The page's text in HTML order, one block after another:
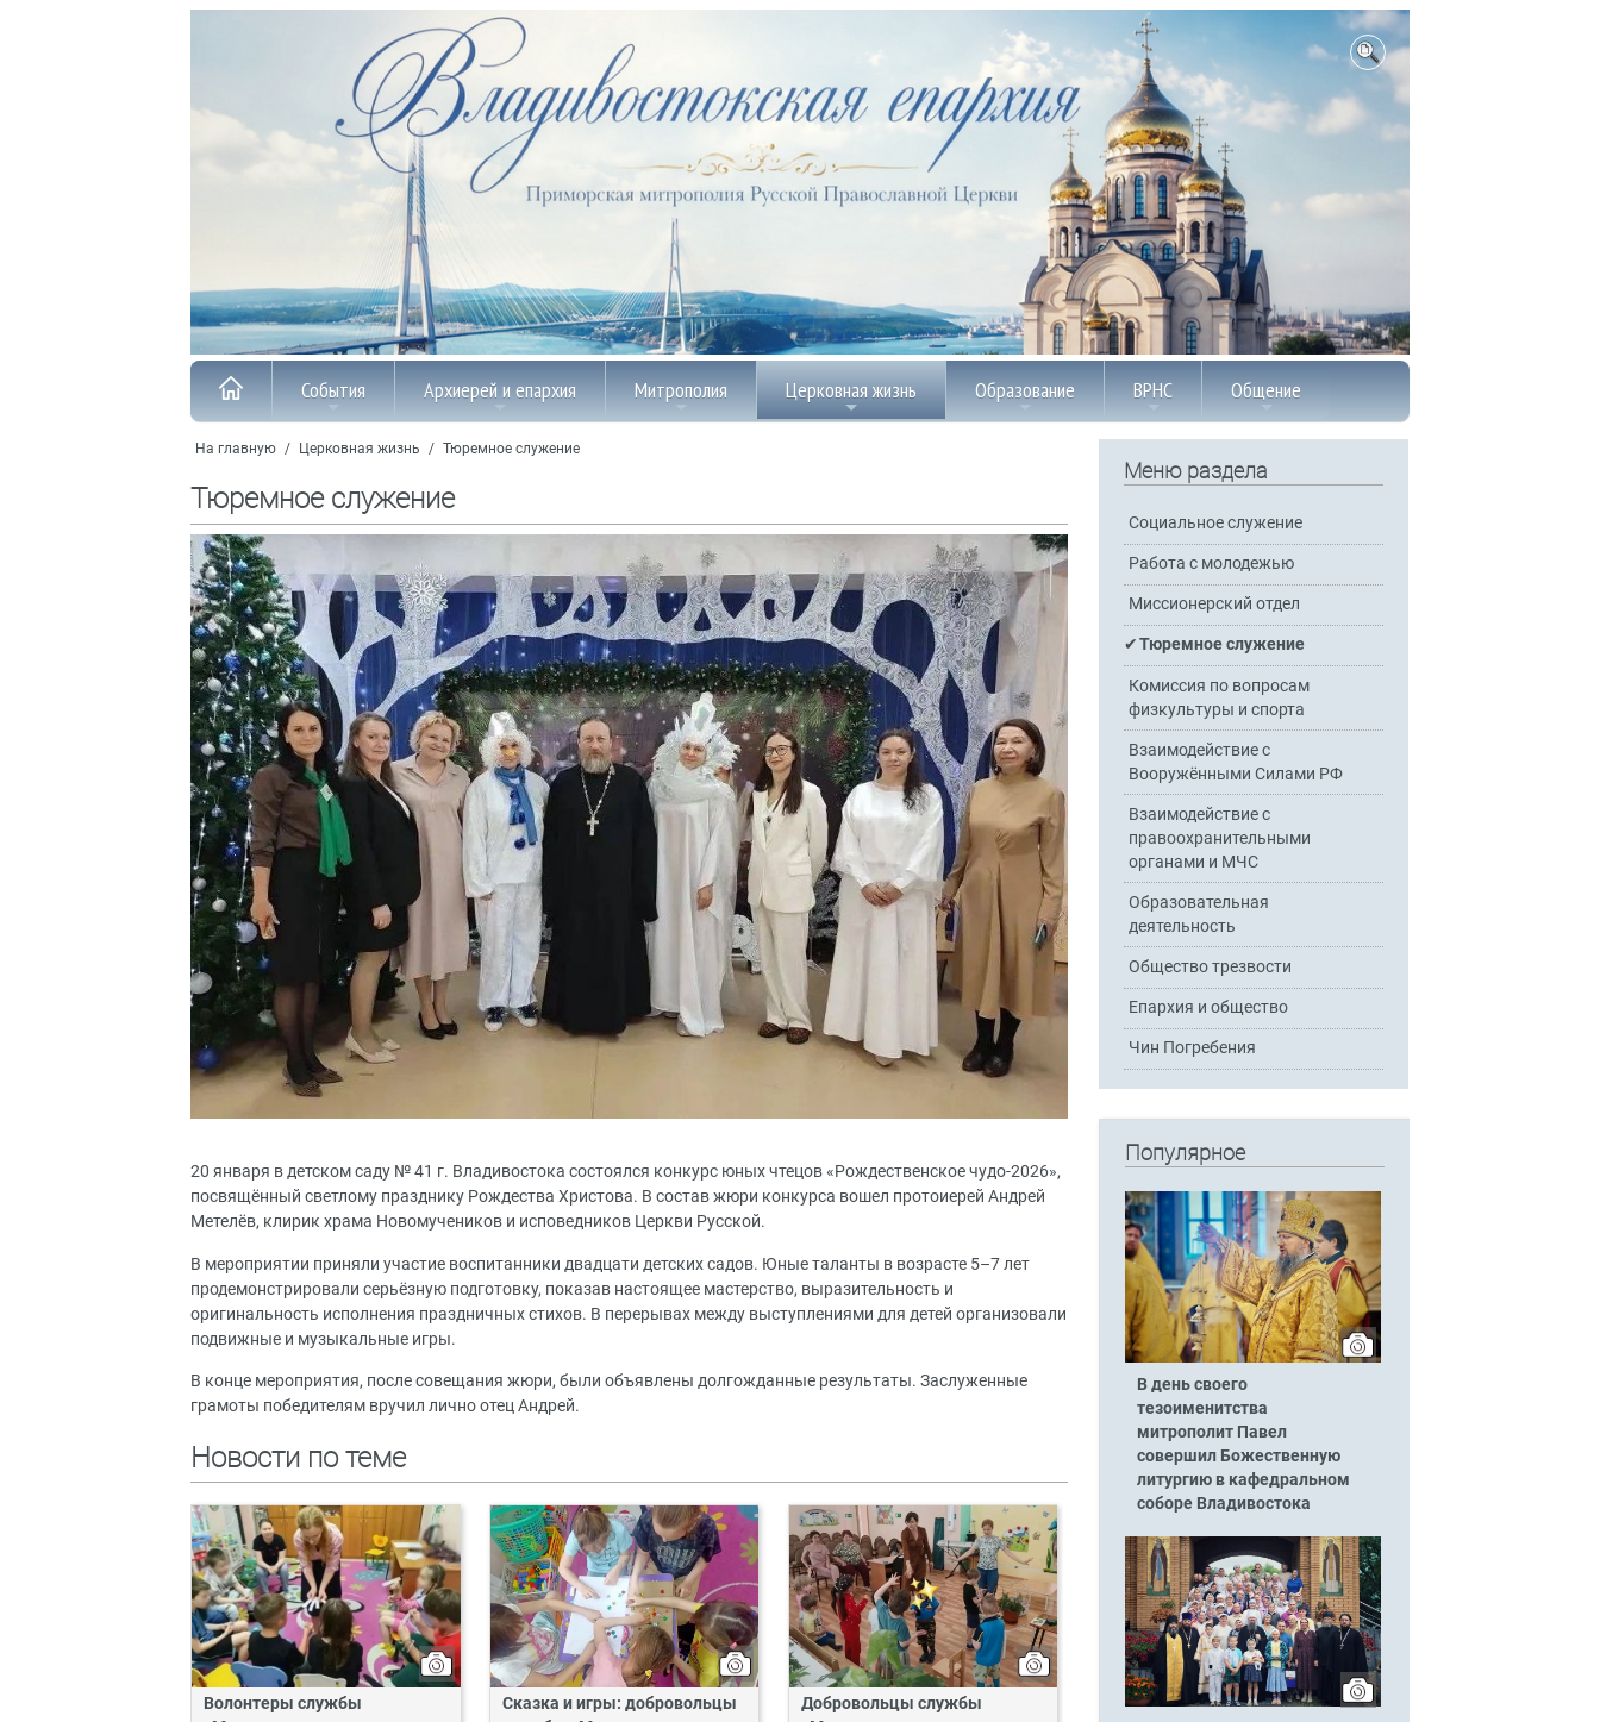
События Архиерей и епархия Митрополия Церковная жизнь Образование ВРНС Общение
На главную / Церковная жизнь / Тюремное служение
Тюремное служение
20 января в детском саду № 41 г. Владивостока состоялся конкурс юных чтецов «Рождественское чудо-2026»,
посвящённый светлому празднику Рождества Христова. В состав жюри конкурса вошел протоиерей Андрей
Метелёв, клирик храма Новомучеников и исповедников Церкви Русской.
В мероприятии приняли участие воспитанники двадцати детских садов. Юные таланты в возрасте 5–7 лет
продемонстрировали серьёзную подготовку, показав настоящее мастерство, выразительность и
оригинальность исполнения праздничных стихов. В перерывах между выступлениями для детей организовали
подвижные и музыкальные игры.
В конце мероприятия, после совещания жюри, были объявлены долгожданные результаты. Заслуженные
грамоты победителям вручил лично отец Андрей.
Новости по теме
Волонтеры службы
Сказка и игры: добровольцы
Добровольцы службы
Меню раздела
Социальное служение
Работа с молодежью
Миссионерский отдел
Тюремное служение
Комиссия по вопросам
физкультуры и спорта
Взаимодействие с
Вооружёнными Силами РФ
Взаимодействие с
правоохранительными
органами и МЧС
Образовательная
деятельность
Общество трезвости
Епархия и общество
Чин Погребения
Популярное
В день своего
тезоименитства
митрополит Павел
совершил Божественную
литургию в кафедральном
соборе Владивостока